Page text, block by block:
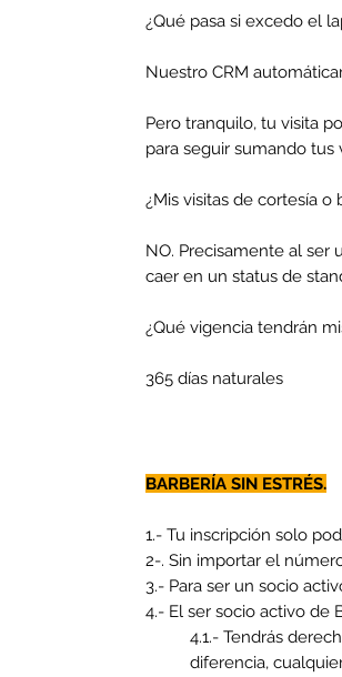
¿Qué pasa si excedo el
Nuestro CRM
Pero tranquilo, tu visita
para seguir sumando tus
¿Mis visitas de cortesía o
NO. Precisamente al ser
caer en un status de
¿Qué vigencia tendrán
365 días naturales
BARBERÍA SIN ESTRÉS.
1.- Tu inscripción solo
2-. Sin importar el
3.- Para ser un socio
4.- El ser socio activo de
4.1.- Tendrás
diferencia,